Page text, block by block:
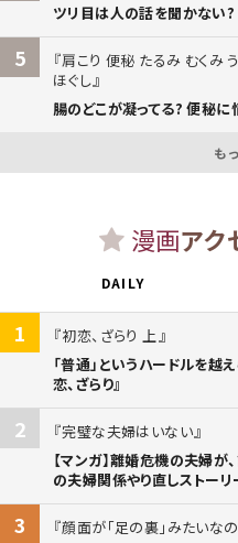
ツリ目は人の話を聞かない
5
肩こり 便秘 たるみ むくみ
ほぐし
腸のどこが凝ってる? 便秘に
も
漫画アク
DAILY
1
初恋、ざらり 上
「普通」というハードルを越
恋、ざらり』
2
完璧な夫婦はいない
【マンガ】離婚危機の夫婦
の夫婦関係やり直しストー
3
顔面が「足の裏」みたいな